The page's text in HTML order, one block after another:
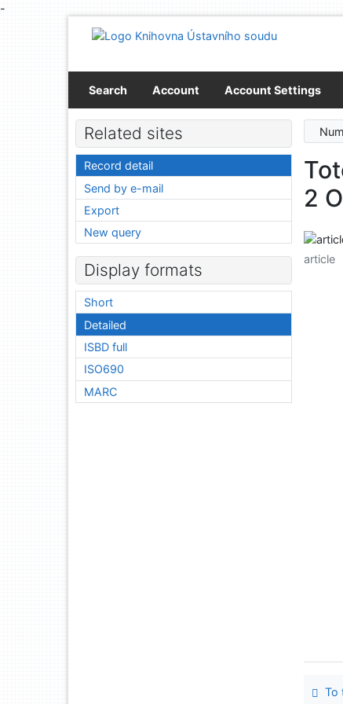
-
Go to menu
Search Account Account Settings
2
article
To
Related sites
Record detail
Send by e-mail
Export
New query
Display formats
Short
Detailed
ISBD full
ISO690
MARC